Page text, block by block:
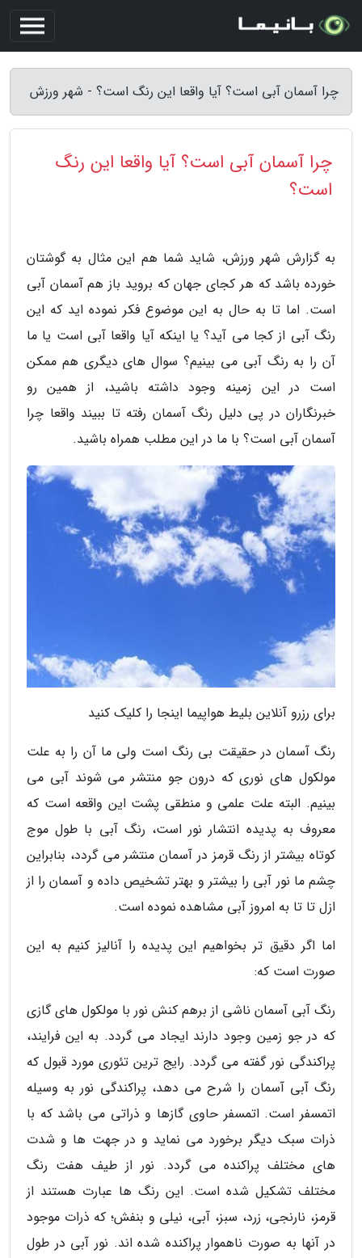
چرا آسمان آبی است؟ آیا واقعا این رنگ است؟ - شهر ورزش
چرا آسمان آبی است؟ آیا واقعا این رنگ
است؟
به گزارش شهر ورزش، شاید شما هم این مثال به گوشتان
خورده باشد که هر کجای جهان که بروید باز هم آسمان آبی
است. اما تا به حال به این موضوع فکر نموده اید که این
رنگ آبی از کجا می آید؟ یا اینکه آیا واقعا آبی است یا ما
آن را به رنگ آبی می بینیم؟ سوال های دیگری هم ممکن
است در این زمینه وجود داشته باشید، از همین رو
خبرنگاران در پی دلیل رنگ آسمان رفته تا ببیند واقعا چرا
آسمان آبی است؟ با ما در این مطلب همراه باشید.
برای رزرو آنلاین بلیط هواپیما اینجا را کلیک کنید
رنگ آسمان در حقیقت بی رنگ است ولی ما آن را به علت
مولکول های نوری که درون جو منتشر می شوند آبی می
بینیم. البته علت علمی و منطقی پشت این واقعه است که
معروف به پدیده انتشار نور است، رنگ آبی با طول موج
کوتاه بیشتر از رنگ قرمز در آسمان منتشر می گردد، بنابراین
چشم ما نور آبی را بیشتر و بهتر تشخیص داده و آسمان را از
ازل تا تا به امروز آبی مشاهده نموده است.
اما اگر دقیق تر بخواهیم این پدیده را آنالیز کنیم به این
صورت است که:
رنگ آبی آسمان ناشی از برهم کنش نور با مولکول های گازی
که در جو زمین وجود دارند ایجاد می گردد. به این فرایند،
پراکندگی نور گفته می گردد. رایج ترین تئوری مورد قبول که
رنگ آبی آسمان را شرح می دهد، پراکندگی نور به وسیله
اتمسفر است. اتمسفر حاوی گازها و ذراتی می باشد که با
ذرات سبک دیگر برخورد می نماید و در جهت ها و شدت
های مختلف پراکنده می گردد. نور از طیف هفت رنگ
مختلف تشکیل شده است. این رنگ ها عبارت هستند از
قرمز، نارنجی، زرد، سبز، آبی، نیلی و بنفش؛ که ذرات موجود
در آنها به صورت ناهموار پراکنده شده اند. نور آبی در طول